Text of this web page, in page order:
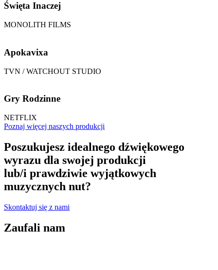
Święta Inaczej
MONOLITH FILMS
Apokavixa
TVN / WATCHOUT STUDIO
Gry Rodzinne
NETFLIX
Poznaj więcej naszych produkcji
Poszukujesz idealnego dźwiękowego
wyrazu dla swojej produkcji
lub/i prawdziwie wyjątkowych
muzycznych nut?
Skontaktuj się z nami
Zaufali nam